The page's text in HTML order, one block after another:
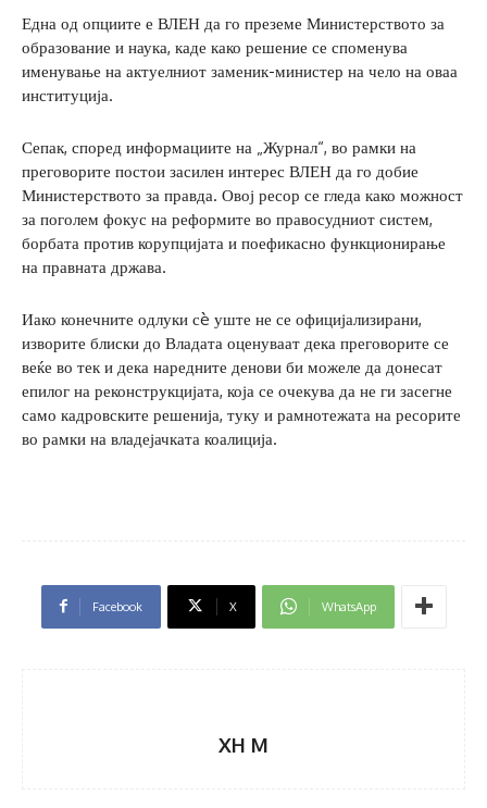
Една од опциите е ВЛЕН да го преземе Министерството за
образование и наука, каде како решение се споменува
именување на актуелниот заменик-министер на чело на оваа
институција.
Сепак, според информациите на „Журнал“, во рамки на
преговорите постои засилен интерес ВЛЕН да го добие
Министерството за правда. Овој ресор се гледа како можност
за поголем фокус на реформите во правосудниот систем,
борбата против корупцијата и поефикасно функционирање
на правната држава.
Иако конечните одлуки сè уште не се официјализирани,
изворите блиски до Владата оценуваат дека преговорите се
веќе во тек и дека наредните денови би можеле да донесат
епилог на реконструкцијата, која се очекува да не ги засегне
само кадровските решенија, туку и рамнотежата на ресорите
во рамки на владејачката коалиција.
Facebook X WhatsApp
XH M